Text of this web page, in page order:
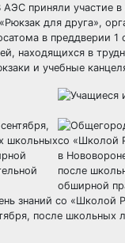
приняли участие в
для друга»,
в преддверии 1
находящихся в
и учебные